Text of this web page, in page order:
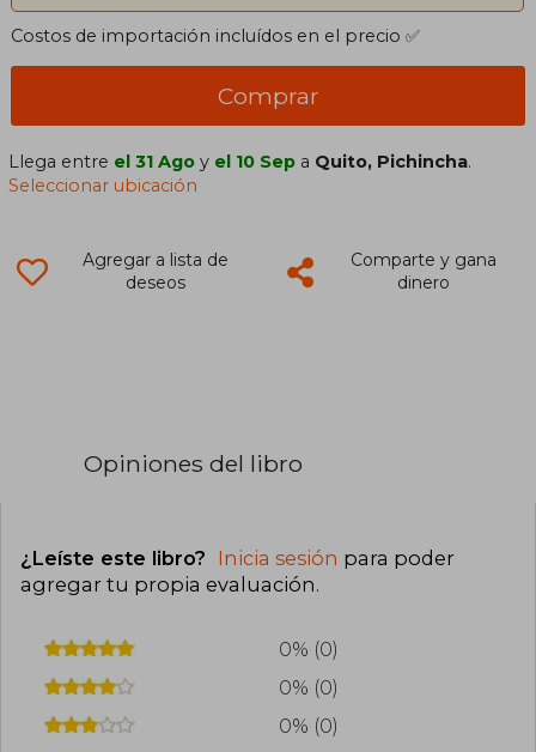
Costos de importación incluídos en el precio ✅
Comprar
Llega entre el 31 Ago y el 10 Sep a Quito, Pichincha.
Seleccionar ubicación
Agregar a lista de
deseos
Comparte y gana
dinero
Opiniones del libro
¿Leíste este libro? Inicia sesión para poder
agregar tu propia evaluación.
0% (0)
0% (0)
0% (0)